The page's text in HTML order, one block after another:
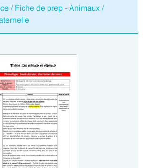
/ Fiche de prep - Animaux /